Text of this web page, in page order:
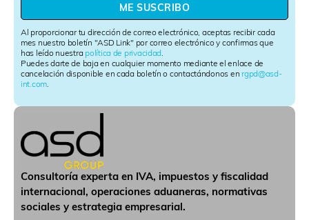
s
l
e
t
t
e
S
g
n
p
Al proporcionar tu dirección de correo electrónico, aceptas recibir cada
mes nuestro boletín "ASD Link" por correo electrónico y confirmas que
has leído nuestra política de privacidad
Puedes darte de baja en cualquier momento mediante el enlace de
cancelación disponible en cada boletín o contactándonos en rgpd@asd-
int.com
ME SUSCRIBO
Consultoría experta en IVA, impuestos y fiscalidad
internacional, operaciones aduaneras, normativas
sociales y estrategia empresarial.